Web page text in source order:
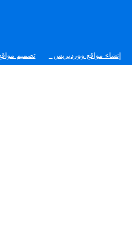
مواقع ووردبريس تصميم مواقع تعريفية